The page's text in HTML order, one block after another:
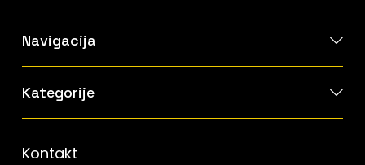
Navigacija
Kategorije
Kontakt